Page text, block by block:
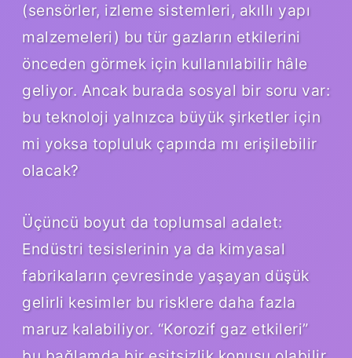
(sensörler, izleme sistemleri, akıllı yapı
malzemeleri) bu tür gazların etkilerini
önceden görmek için kullanılabilir hâle
geliyor. Ancak burada sosyal bir soru var:
bu teknoloji yalnızca büyük şirketler için
mi yoksa topluluk çapında mı erişilebilir
olacak?
Üçüncü boyut da toplumsal adalet:
Endüstri tesislerinin ya da kimyasal
fabrikaların çevresinde yaşayan düşük
gelirli kesimler bu risklere daha fazla
maruz kalabiliyor. “Korozif gaz etkileri”